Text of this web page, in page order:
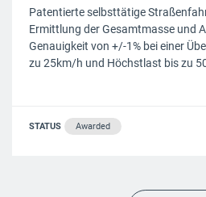
Patentierte selbsttätige
Ermittlung der Gesamtmasse und
Genauigkeit von +/-1% bei einer
zu 25km/h und Höchstlast bis zu
STATUS Awarded